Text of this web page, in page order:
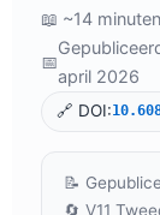
📖 ~14 minuten
📅
april 2026
🔗 DOI:
📝
🔄 V11